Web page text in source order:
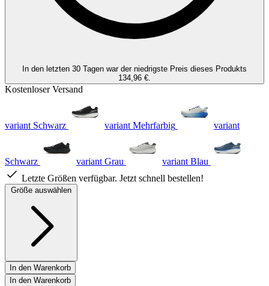
In den letzten 30 Tagen war der niedrigste Preis dieses Produkts
134,96 €.
Kostenloser Versand
variant Schwarz variant Mehrfarbig variant
Schwarz variant Grau
variant Blau
Letzte Größen verfügbar. Jetzt schnell bestellen!
Größe auswählen
In den Warenkorb
In den Warenkorb